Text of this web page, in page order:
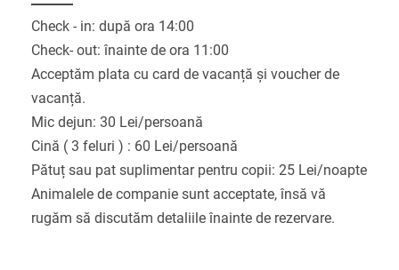
Check - in: după ora 14:00
Check- out: înainte de ora 11:00
Acceptăm plata cu card de vacanță și voucher de
vacanță.
Mic dejun: 30 Lei/persoană
Cină ( 3 feluri ) : 60 Lei/persoană
Pătuț sau pat suplimentar pentru copii: 25 Lei/noapte
Animalele de companie sunt acceptate, însă vă
rugăm să discutăm detaliile înainte de rezervare.